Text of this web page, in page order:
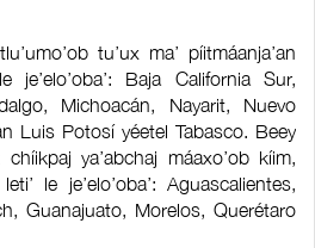
tu’ux ma’ píitmáanja’an
je’elo’oba’: Baja California Sur,
Michoacán, Nayarit, Nuevo
Luis Potosí yéetel Tabasco. Beey
ya’abchaj máaxo’ob kíim,
le je’elo’oba’: Aguascalientes,
Guanajuato, Morelos, Querétaro